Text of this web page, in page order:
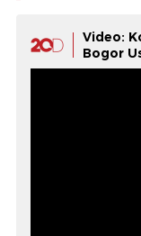
Video:
Bogor